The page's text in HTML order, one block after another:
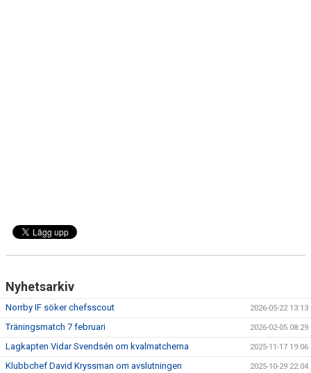
Nyhetsarkiv
Norrby IF söker chefsscout 2026-05-22 13:13
Träningsmatch 7 februari 2026-02-05 08:29
Lagkapten Vidar Svendsén om kvalmatcherna 2025-11-17 19:06
Klubbchef David Kryssman om avslutningen 2025-10-29 22:04